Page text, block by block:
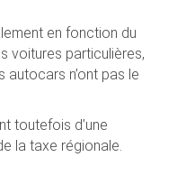
en fonction du
voitures particulières,
n’ont pas le
toutefois d’une
la taxe régionale.